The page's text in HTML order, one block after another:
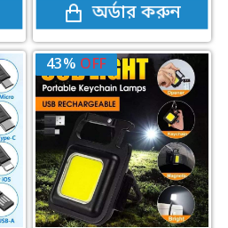
অর্ডার করুন
43% OFF